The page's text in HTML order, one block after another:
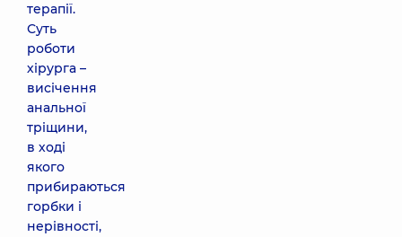
терапії.
Суть
роботи
хірурга –
висічення
анальної
тріщини,
в ході
якого
прибираються
горбки і
нерівності,